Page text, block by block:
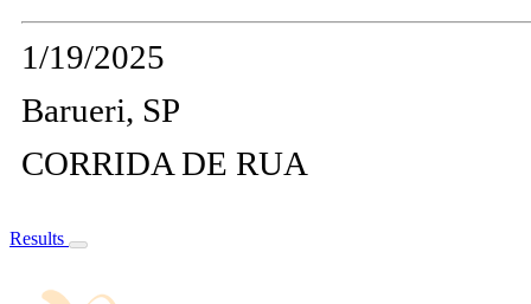
1/19/2025
Barueri, SP
CORRIDA DE RUA
Results